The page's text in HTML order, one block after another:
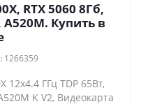
RTX 5060 8Гб,
1266359
12x4.4 ГГц TDP 65Вт,
K V2, Видеокарта